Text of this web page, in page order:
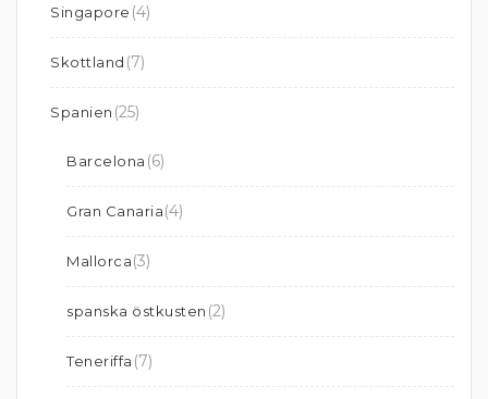
Singapore (4)
Skottland (7)
Spanien (25)
Barcelona (6)
Gran Canaria(4)
Mallorca(3)
spanska östkusten (2)
Teneriffa (7)